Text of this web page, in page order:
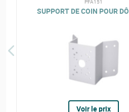
PFA151
SUPPORT DE COIN POUR
Voir le prix